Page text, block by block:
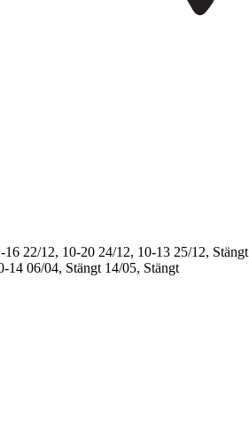
16 22/12, 10-20 24/12, 10-13 25/12, Stängt
14 06/04, Stängt 14/05, Stängt